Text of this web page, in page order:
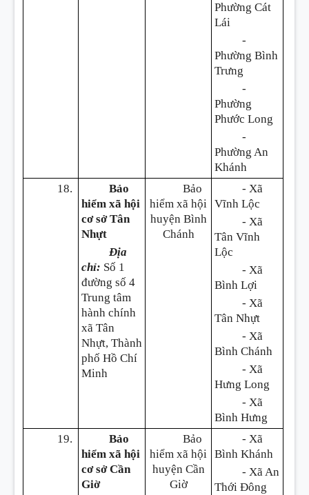
Phường Cát
Lái
-
Phường Bình
Trưng
-
Phường
Phước Long
-
Phường An
Khánh
18.
Bảo
hiểm xã hội
cơ sở Tân
Nhựt
Địa
chỉ: Số 1
đường số 4
Trung tâm
hành chính
xã Tân
Nhựt, Thành
phố Hồ Chí
Minh
Bảo
hiểm xã hội
huyện Bình
Chánh
- Xã
Vĩnh Lộc
- Xã
Tân Vĩnh
Lộc
- Xã
Bình Lợi
- Xã
Tân Nhựt
- Xã
Bình Chánh
- Xã
Hưng Long
- Xã
Bình Hưng
19.
Bảo
hiểm xã hội
cơ sở Cần
Giờ
Bảo
hiểm xã hội
huyện Cần
Giờ
- Xã
Bình Khánh
- Xã An
Thới Đông